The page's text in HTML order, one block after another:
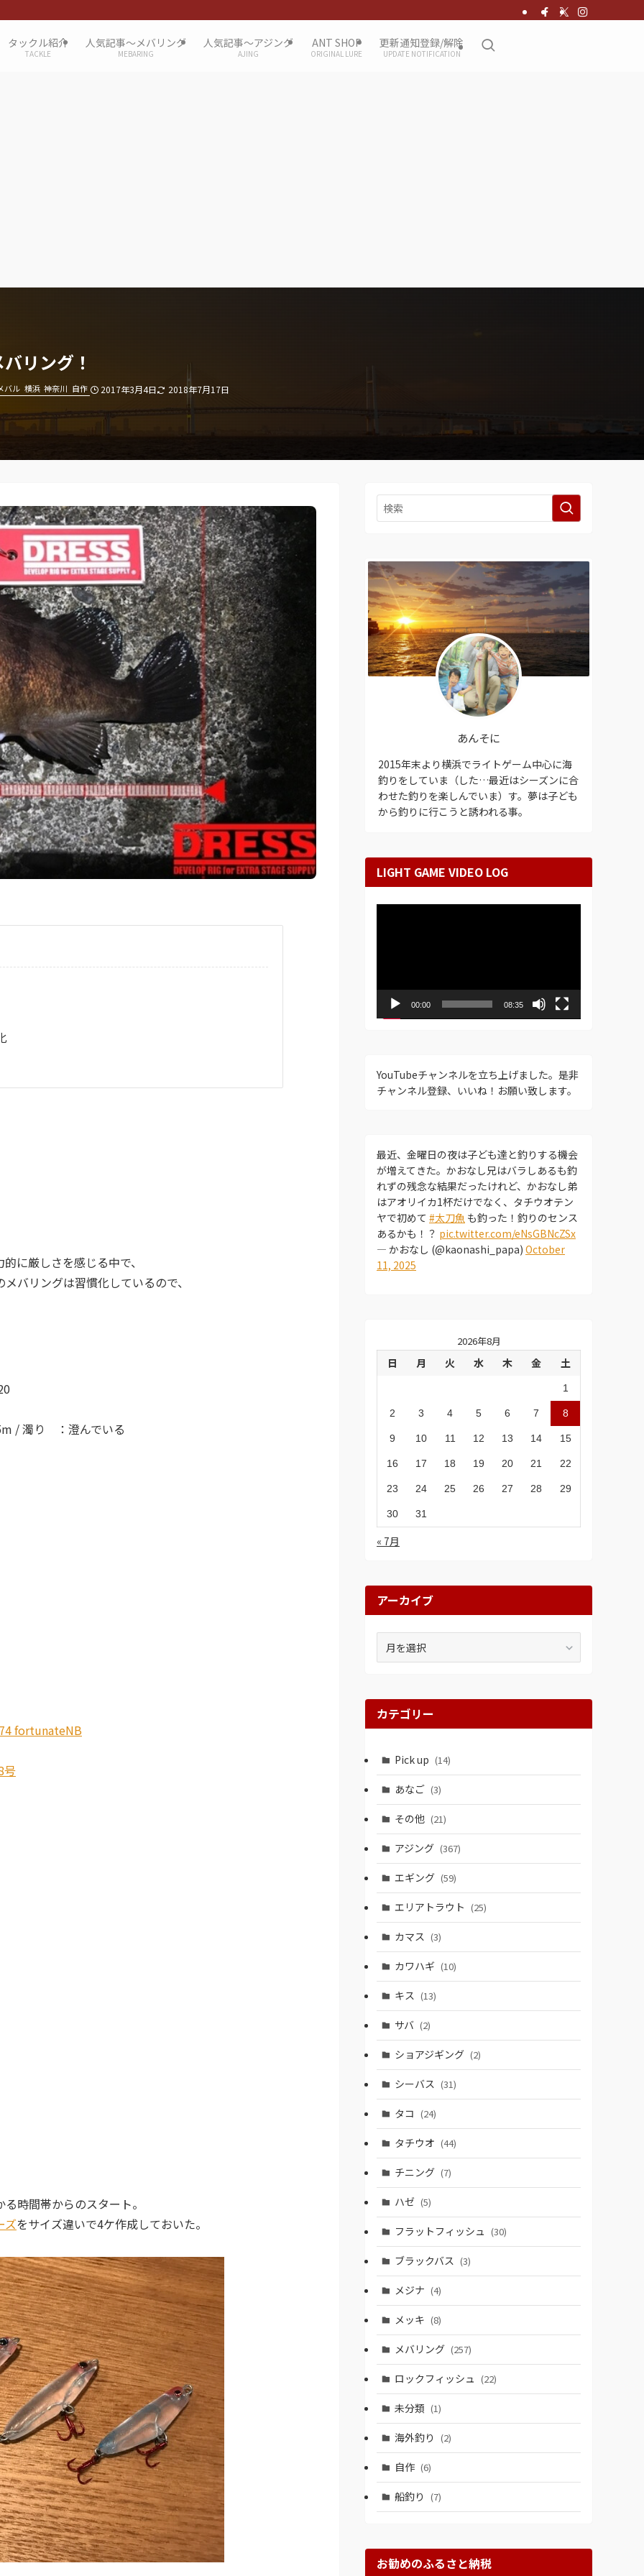
タックル紹介
TACKLE
人気記事〜メバリング
MEBARING
人気記事〜アジング
AJING
ANT SHOP
ORIGINAL LURE
更新通知登録/解除
UPDATE NOTIFICATION
リング！
バル 横浜 神奈川 自作 2017年3月4日 2018年7月17日
に厳しさを感じる中で、
バリングは習慣化しているので、
/濁り ：澄んでいる
fortunateNB
号
時間帯からのスタート。
ズをサイズ違いで4ケ作成しておいた。
あんそに
2015年末より横浜でライトゲーム中心に海
釣りをしていま（した…最近はシーズンに合
わせた釣りを楽しんでいま）す。夢は子ども
から釣りに行こうと誘われる事。
LIGHT GAME VIDEO LOG
ヤ
00:00 08:35
YouTubeチャンネルを立ち上げました。是非
チャンネル登録、いいね！お願い致します。
最近、金曜日の夜は子ども達と釣りする機会
が増えてきた。かおなし兄はバラしあるも釣
れずの残念な結果だったけれど、かおなし弟
はアオリイカ1杯だけでなく、タチウオテン
ヤで初めて #太刀魚 も釣った！釣りのセンス
あるかも！？ pic.twitter.com/eNsGBNcZSx
— かおなし (@kaonashi_papa) October
11, 2025
2026年8月
日 月 火 水 木 金 土
1
2 3 4 5 6 7 8
9 10 11 12 13 14 15
16 17 18 19 20 21 22
23 24 25 26 27 28 29
30 31
« 7月
アーカイブ
ブ
カテゴリー
Pick up (14)
あなご (3)
その他 (21)
アジング (367)
エギング (59)
エリアトラウト (25)
カマス (3)
カワハギ (10)
キス (13)
サバ (2)
ショアジギング (2)
シーバス (31)
タコ (24)
タチウオ (44)
チニング (7)
ハゼ (5)
フラットフィッシュ (30)
ブラックバス (3)
メジナ (4)
メッキ (8)
メバリング (257)
ロックフィッシュ (22)
未分類 (1)
海外釣り (2)
自作 (6)
船釣り (7)
お勧めのふるさと納税